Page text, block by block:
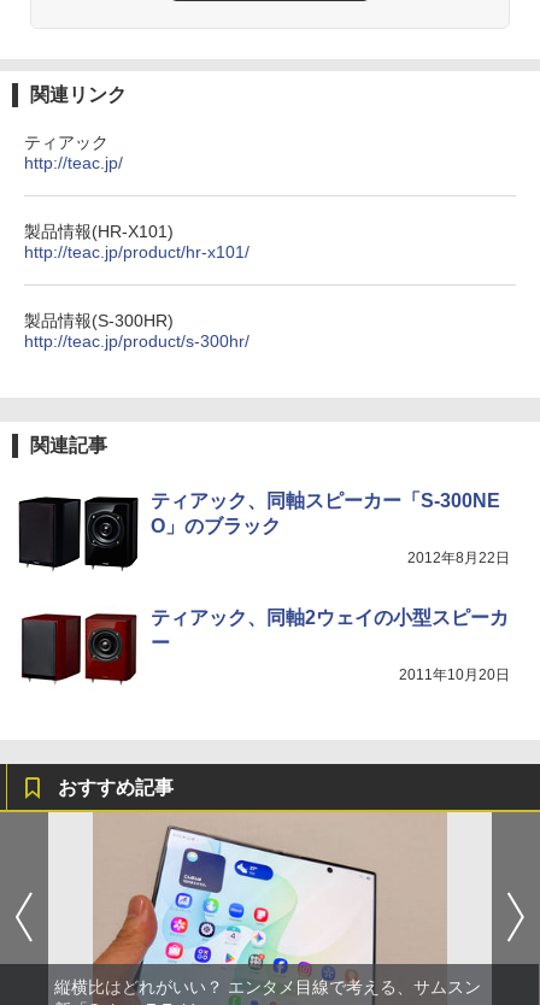
関連リンク
ティアック
http://teac.jp/
製品情報(HR-X101)
http://teac.jp/product/hr-x101/
製品情報(S-300HR)
http://teac.jp/product/s-300hr/
関連記事
ティアック、同軸スピーカー「S-300NE
O」のブラック
2012年8月22日
ティアック、同軸2ウェイの小型スピーカ
ー
2011年10月20日
おすすめ記事
縦横比はどれがいい？ エンタメ目線で考える、サムスン